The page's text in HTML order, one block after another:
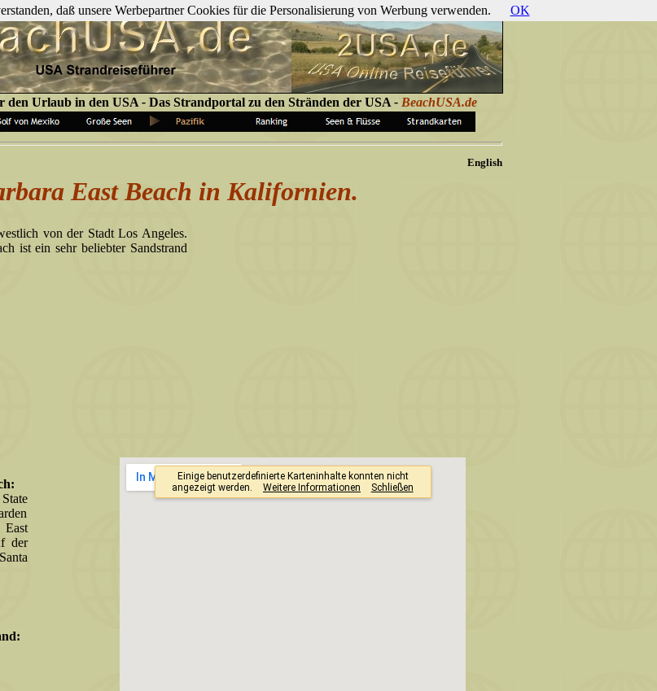
den Urlaub in den USA - Das Strandportal zu den Stränden der USA - BeachUSA.de
English
East Beach in Kalifornien.
von der Stadt Los Angeles.
ist ein sehr beliebter Sandstrand
der
daß unsere Werbepartner Cookies für die Personalisierung von Werbung verwenden. OK